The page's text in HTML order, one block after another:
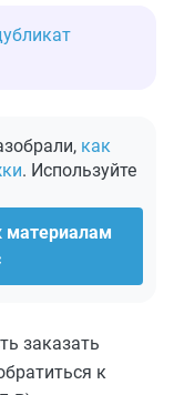
как
. Используйте
материалам
заказать
к